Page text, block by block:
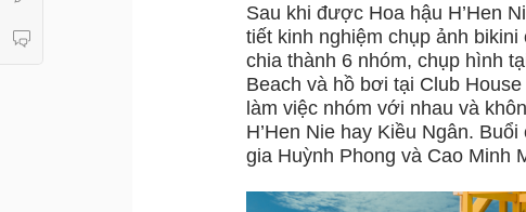
Sau khi được Hoa hậu H’Hen
tiết kinh nghiệm chụp ảnh
chia thành 6 nhóm, chụp hình
Beach và hồ bơi tại Club
làm việc nhóm với nhau và
H’Hen Nie hay Kiều Ngân.
gia Huỳnh Phong và Cao Minh